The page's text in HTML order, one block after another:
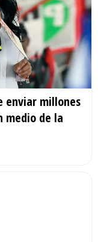
enviar millones
medio de la